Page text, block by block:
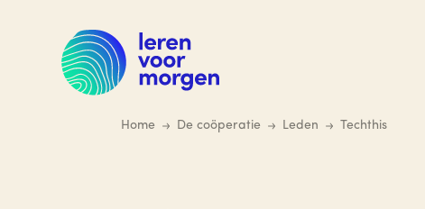
hoofdinhoud
Home De coöperatie Leden Techthis